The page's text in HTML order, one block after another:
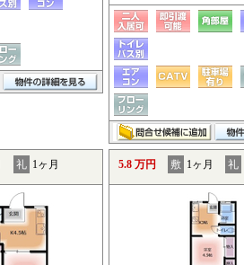
礼 1ヶ月 5.8 万円 敷 1ヶ月 礼